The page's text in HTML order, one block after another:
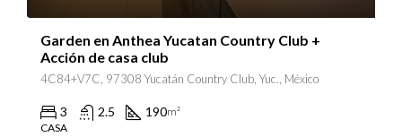
Garden en Anthea Yucatan Country Club +
Acción de casa club
4C84+V7C, 97308 Yucatán Country Club, Yuc., México
3 2.5 190m²
CASA